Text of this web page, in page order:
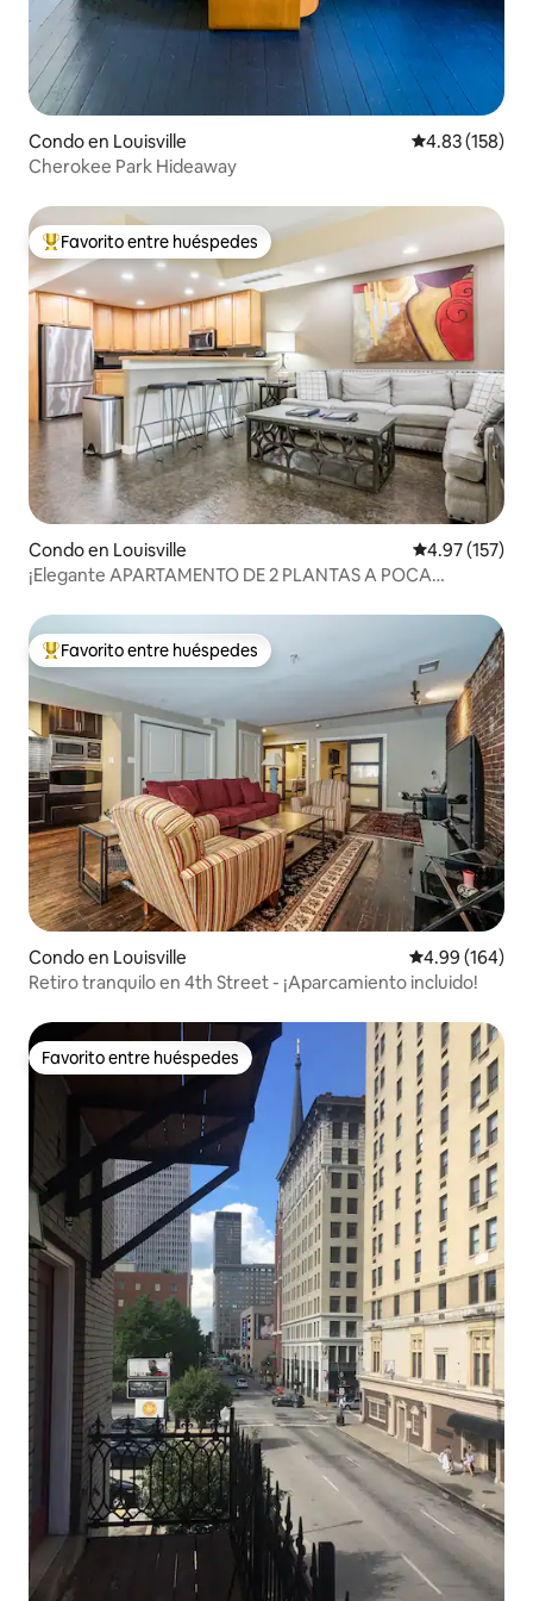
Condo en Louisville Calificación
4.83 (158)
Cherokee Park Hideaway
Favorito entre huéspedes preferido
Favorito entre huéspedes
Condo en Louisville Calificación
4.97 (157)
¡Elegante APARTAMENTO DE 2 PLANTAS A POCA
Favorito entre huéspedes preferido
Favorito entre huéspedes
Condo en Louisville Calificación
4.99 (164)
Retiro tranquilo en 4th Street - ¡Aparcamiento incluido!
Favorito entre huéspedes
Favorito entre huéspedes